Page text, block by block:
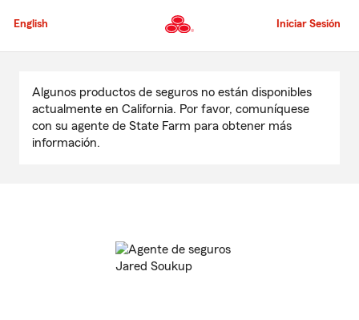
al
principal
English Iniciar Sesión
contenido
principal
Algunos productos de seguros no están disponibles
actualmente en California. Por favor, comuníquese
con su agente de State Farm para obtener más
información.